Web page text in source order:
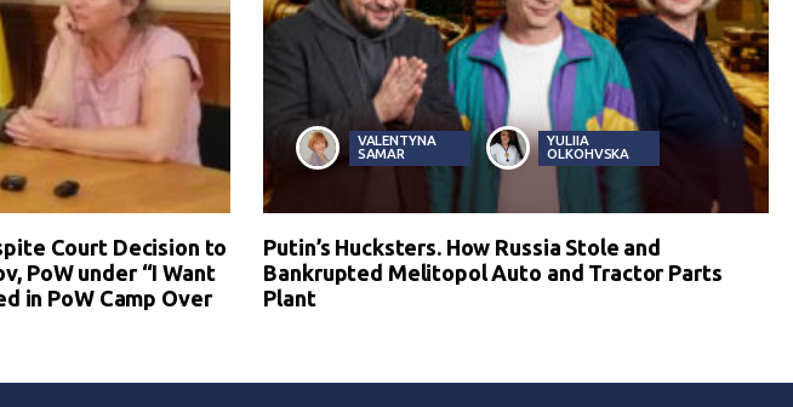
Court Decision to
PoW under “I Want
in PoW Camp Over
VALENTYNA
SAMAR
YULIIA
OLKOHVSKA
Putin’s Hucksters. How Russia Stole and
Bankrupted Melitopol Auto and Tractor Parts
Plant